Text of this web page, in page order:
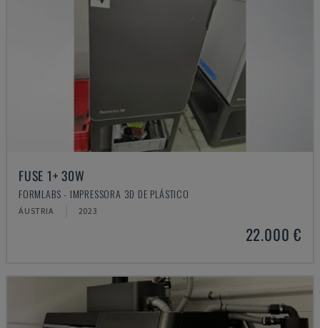
FUSE 1+ 30W
FORMLABS - IMPRESSORA 3D DE PLÁSTICO
ÁUSTRIA 2023
22.000 €